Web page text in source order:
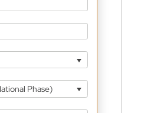
Phase)